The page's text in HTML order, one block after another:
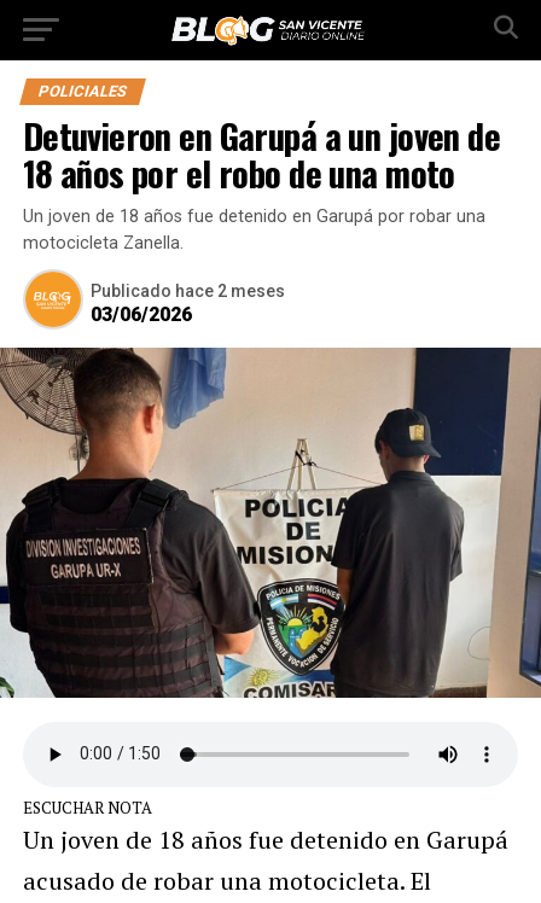
POLICIALES
Detuvieron en Garupá a un joven de
18 años por el robo de una moto
Un joven de 18 años fue detenido en Garupá por robar una
motocicleta Zanella.
Publicado hace 2 meses
03/06/2026
ESCUCHAR NOTA
Un joven de 18 años fue detenido en Garupá
acusado de robar una motocicleta. El